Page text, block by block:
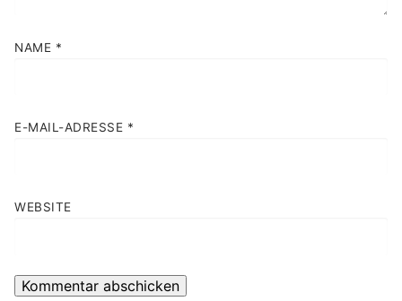
NAME *
E-MAIL-ADRESSE *
WEBSITE